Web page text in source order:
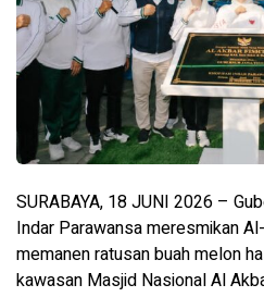
SURABAYA, 18 JUNI 2026 –
Indar Parawansa meresmikan
memanen ratusan buah melon
kawasan Masjid Nasional Al